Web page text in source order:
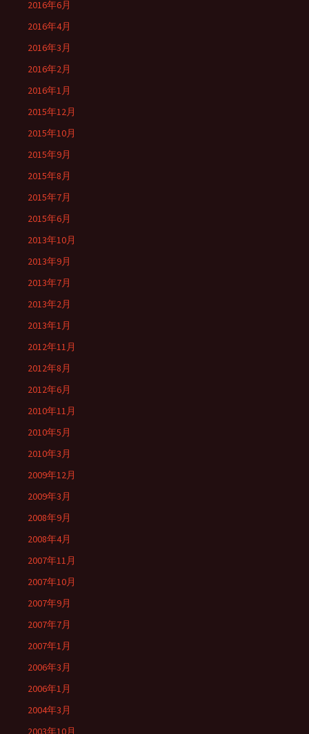
2016年6月
2016年4月
2016年3月
2016年2月
2016年1月
2015年12月
2015年10月
2015年9月
2015年8月
2015年7月
2015年6月
2013年10月
2013年9月
2013年7月
2013年2月
2013年1月
2012年11月
2012年8月
2012年6月
2010年11月
2010年5月
2010年3月
2009年12月
2009年3月
2008年9月
2008年4月
2007年11月
2007年10月
2007年9月
2007年7月
2007年1月
2006年3月
2006年1月
2004年3月
2003年10月